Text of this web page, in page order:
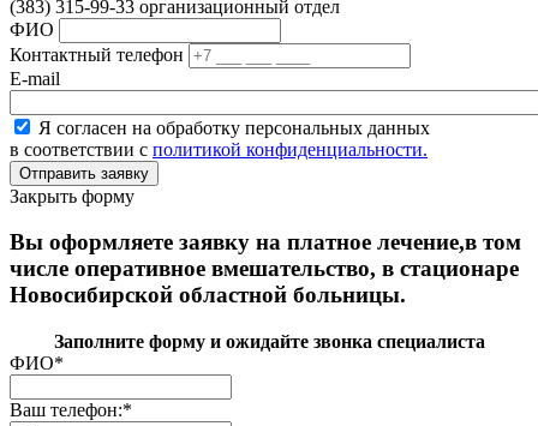
(383) 315-99-33 организационный отдел
ФИО
Контактный телефон
E-mail
Я согласен на обработку персональных данных
в соответствии с политикой конфиденциальности.
Закрыть форму
Вы оформляете заявку на платное лечение,в том
числе оперативное вмешательство, в стационаре
Новосибирской областной больницы.
Заполните форму и ожидайте звонка специалиста
ФИО*
Ваш телефон:*